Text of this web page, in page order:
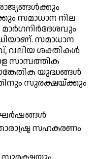
സമാധാന നില
മാർഗനിർദേശവും
സമാധാന
വലിയ ശക്തികൾ
സാമ്പത്തിക
യുദ്ധങ്ങൾ
സുരക്ഷയ്ക്കും
സഹകരണം